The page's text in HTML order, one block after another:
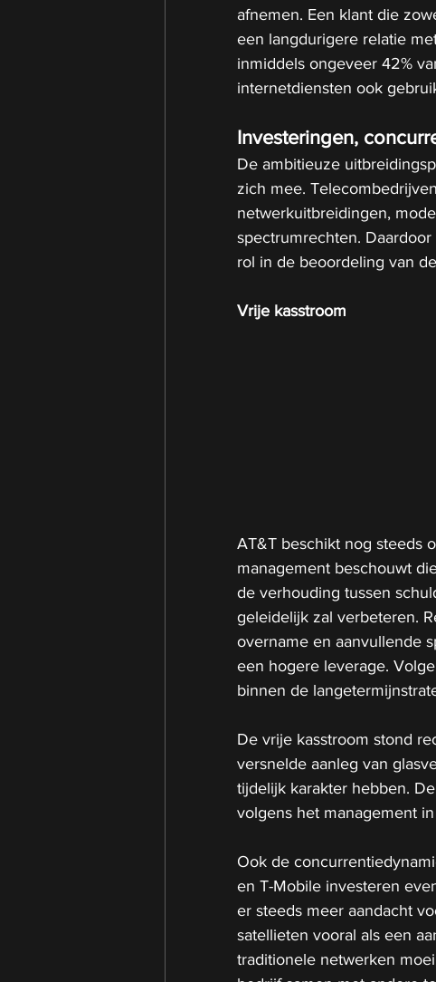
afnemen. Een klant die
een langdurigere relatie
inmiddels ongeveer 42%
internetdiensten ook
Investeringen,
De ambitieuze
zich mee.
netwerkuitbreidingen,
spectrumrechten.
rol in de beoordeling van
Vrije kasstroom
AT&T beschikt nog steeds
management beschouwt
de verhouding tussen
geleidelijk zal verbeteren.
overname en aanvullende
een hogere leverage.
binnen de
De vrije kasstroom stond
versnelde aanleg van
tijdelijk karakter hebben.
volgens het management
Ook de
en T-Mobile investeren
er steeds meer aandacht
satellieten vooral als een
traditionele netwerken